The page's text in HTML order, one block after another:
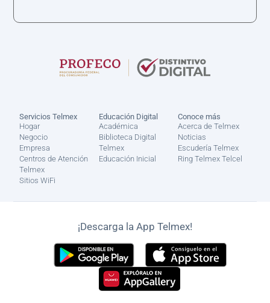
Servicios Telmex
Hogar
Negocio
Empresa
Centros de Atención
Telmex
Sitios WiFi
Educación Digital
Académica
Biblioteca Digital
Telmex
Educación Inicial
Conoce más
Acerca de Telmex
Noticias
Escudería Telmex
Ring Telmex Telcel
¡Descarga la App Telmex!